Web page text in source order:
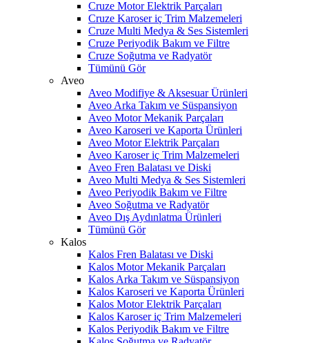
Cruze Motor Elektrik Parçaları
Cruze Karoser iç Trim Malzemeleri
Cruze Multi Medya & Ses Sistemleri
Cruze Periyodik Bakım ve Filtre
Cruze Soğutma ve Radyatör
Tümünü Gör
Aveo
Aveo Modifiye & Aksesuar Ürünleri
Aveo Arka Takım ve Süspansiyon
Aveo Motor Mekanik Parçaları
Aveo Karoseri ve Kaporta Ürünleri
Aveo Motor Elektrik Parçaları
Aveo Karoser iç Trim Malzemeleri
Aveo Fren Balatası ve Diski
Aveo Multi Medya & Ses Sistemleri
Aveo Periyodik Bakım ve Filtre
Aveo Soğutma ve Radyatör
Aveo Dış Aydınlatma Ürünleri
Tümünü Gör
Kalos
Kalos Fren Balatası ve Diski
Kalos Motor Mekanik Parçaları
Kalos Arka Takım ve Süspansiyon
Kalos Karoseri ve Kaporta Ürünleri
Kalos Motor Elektrik Parçaları
Kalos Karoser iç Trim Malzemeleri
Kalos Periyodik Bakım ve Filtre